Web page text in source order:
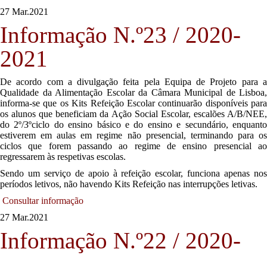
27 Mar.2021
Informação N.º23 / 2020-
2021
De acordo com a divulgação feita pela Equipa de Projeto para a
Qualidade da Alimentação Escolar da Câmara Municipal de Lisboa,
informa-se que os Kits Refeição Escolar continuarão disponíveis para
os alunos que beneficiam da Ação Social Escolar, escalões A/B/NEE,
do 2º/3ºciclo do ensino básico e do ensino e secundário, enquanto
estiverem em aulas em regime não presencial, terminando para os
ciclos que forem passando ao regime de ensino presencial ao
regressarem às respetivas escolas.
Sendo um serviço de apoio à refeição escolar, funciona apenas nos
períodos letivos, não havendo Kits Refeição nas interrupções letivas.
Consultar informação
27 Mar.2021
Informação N.º22 / 2020-